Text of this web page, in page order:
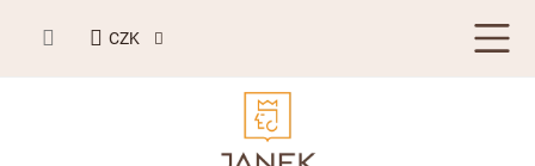
CZK
NÁKUPNÍ
KOŠÍK